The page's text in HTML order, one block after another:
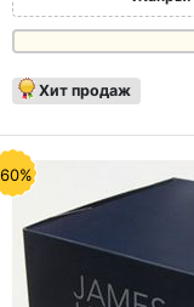
Хит продаж